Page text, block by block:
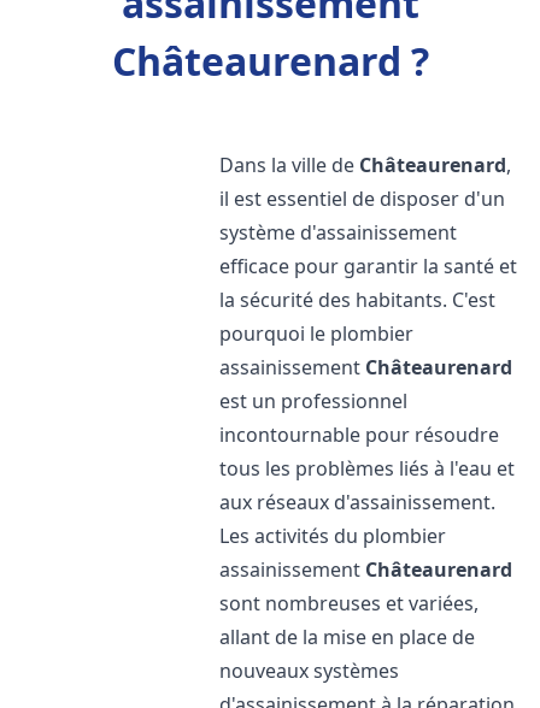
Châteaurenard ?
Dans la ville de Châteaurenard,
il est essentiel de disposer d'un
système d'assainissement
efficace pour garantir la santé et
la sécurité des habitants. C'est
pourquoi le plombier
assainissement Châteaurenard
est un professionnel
incontournable pour résoudre
tous les problèmes liés à l'eau et
aux réseaux d'assainissement.
Les activités du plombier
assainissement Châteaurenard
sont nombreuses et variées,
allant de la mise en place de
nouveaux systèmes